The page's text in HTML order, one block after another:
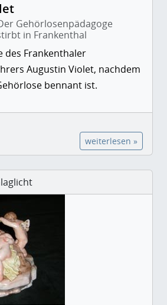
Gehörlosenpädagoge
in Frankenthal
des Frankenthaler
Augustin Violet, nachdem
bennant ist.
weiterlesen »